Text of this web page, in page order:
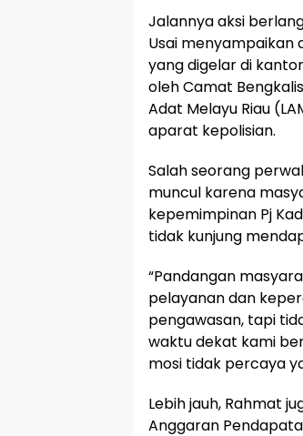
Jalannya aksi
Usai menyampaikan
yang digelar di
oleh Camat
Adat Melayu Riau
aparat kepolisian.
Salah seorang
muncul karena
kepemimpinan Pj
tidak kunjung
“Pandangan
pelayanan dan
pengawasan, tapi
waktu dekat kami
mosi tidak percaya
Lebih jauh, Rahmat
Anggaran